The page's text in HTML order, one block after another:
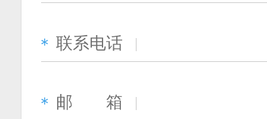
＊ 联系电话
＊ 邮 箱